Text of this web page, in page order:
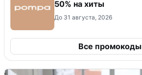
50% на хиты
До 31 августа, 2026
Все промокоды